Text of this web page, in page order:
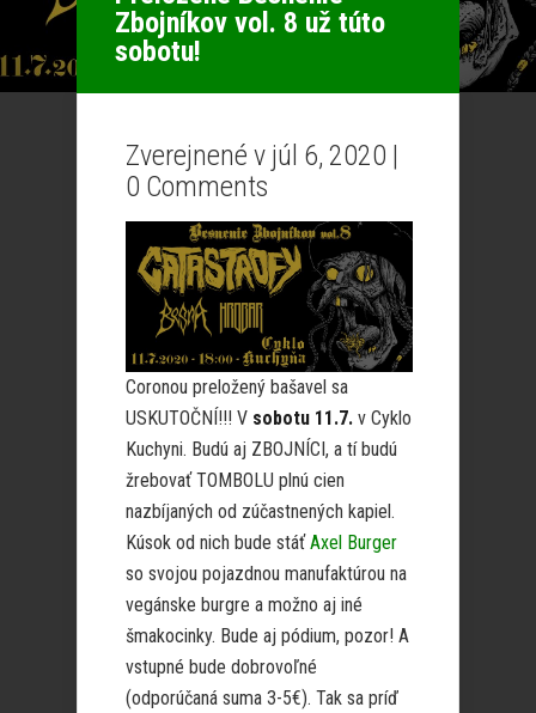
Zbojníkov vol. 8 už túto
sobotu!
Zverejnené v júl 6, 2020 |
0 Comments
Coronou preložený bašavel sa
USKUTOČNÍ!!! V sobotu 11.7. v Cyklo
Kuchyni. Budú aj ZBOJNÍCI, a tí budú
žrebovať TOMBOLU plnú cien
nazbíjaných od zúčastnených kapiel.
Kúsok od nich bude stáťAxel Burger
so svojou pojazdnou manufaktúrou na
vegánske burgre a možno aj iné
šmakocinky. Bude aj pódium, pozor! A
vstupné bude dobrovoľné
(odporúčaná suma 3-5€). Tak sa príď